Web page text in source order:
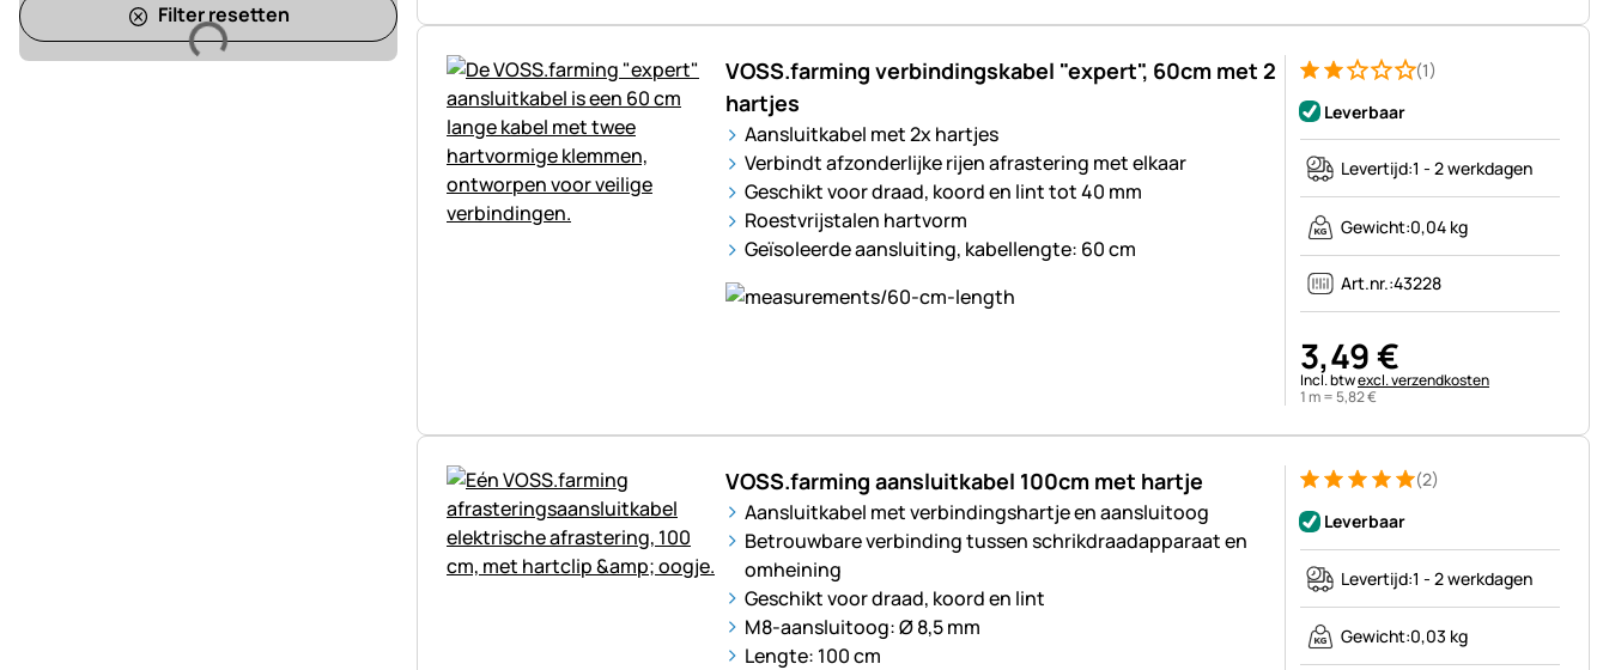
Laden
Filter resetten
VOSS.farming verbindingskabel "expert", 60cm met 2
hartjes
Aansluitkabel met 2x hartjes
Verbindt afzonderlijke rijen afrastering met elkaar
Geschikt voor draad, koord en lint tot 40 mm
Roestvrijstalen hartvorm
Geïsoleerde aansluiting, kabellengte: 60 cm
Beoordeling: 2 van 5 (1 beoordelingen)
1 Bewertung
(1)
Leverbaar
Levertijd:1 - 2 werkdagen
Gewicht:0,04 kg
Art.nr.:43228
3,49€
Belastinginformatie:
Incl. btwexcl. verzendkosten
1 m = 5,82€
VOSS.farming aansluitkabel 100cm met hartje
Aansluitkabel met verbindingshartje en aansluitoog
Betrouwbare verbinding tussen schrikdraadapparaat en
omheining
Geschikt voor draad, koord en lint
M8-aansluitoog: Ø 8,5 mm
Lengte: 100 cm
Beoordeling: 5 van 5 (2 beoordelingen)
2 Bewertungen (2)
Leverbaar
Levertijd:1 - 2 werkdagen
Gewicht:0,03 kg